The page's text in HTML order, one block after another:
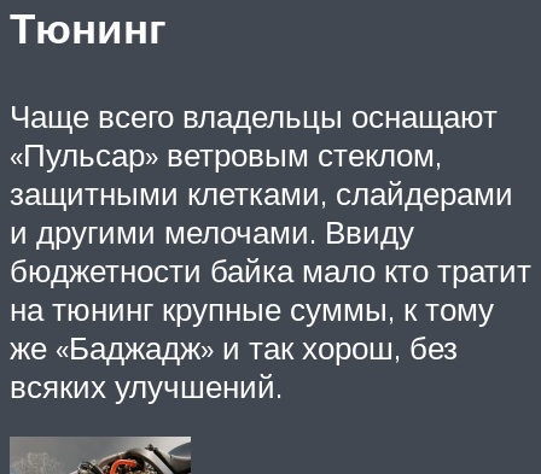
Тюнинг
Чаще всего владельцы оснащают
«Пульсар» ветровым стеклом,
защитными клетками, слайдерами
и другими мелочами. Ввиду
бюджетности байка мало кто тратит
на тюнинг крупные суммы, к тому
же «Баджадж» и так хорош, без
всяких улучшений.